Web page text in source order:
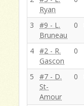
Ryan
3
#9 - L.
Bruneau
0
4
#2 - R.
Gascon
0
5
#7 - D.
St-
Amour
0